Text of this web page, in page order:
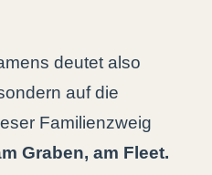
deutet also
auf die
Familienzweig
Graben, am Fleet.